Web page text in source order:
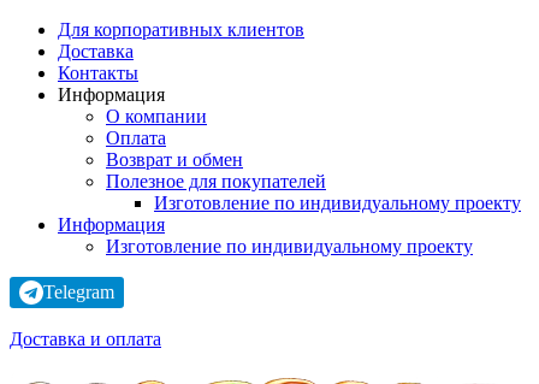
Для корпоративных клиентов
Доставка
Контакты
Информация
О компании
Оплата
Возврат и обмен
Полезное для покупателей
Изготовление по индивидуальному проекту
Информация
Изготовление по индивидуальному проекту
Telegram
Доставка и оплата